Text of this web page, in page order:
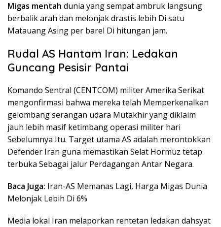
Migas mentah dunia yang sempat ambruk langsung
berbalik arah dan melonjak drastis lebih Di satu
Matauang Asing per barel Di hitungan jam.
Rudal AS Hantam Iran: Ledakan
Guncang Pesisir Pantai
Komando Sentral (CENTCOM) militer Amerika Serikat
mengonfirmasi bahwa mereka telah Memperkenalkan
gelombang serangan udara Mutakhir yang diklaim
jauh lebih masif ketimbang operasi militer hari
Sebelumnya Itu. Target utama AS adalah merontokkan
Defender Iran guna memastikan Selat Hormuz tetap
terbuka Sebagai jalur Perdagangan Antar Negara.
Baca Juga: Iran-AS Memanas Lagi, Harga Migas Dunia
Melonjak Lebih Di 6%
Media lokal Iran melaporkan rentetan ledakan dahsyat